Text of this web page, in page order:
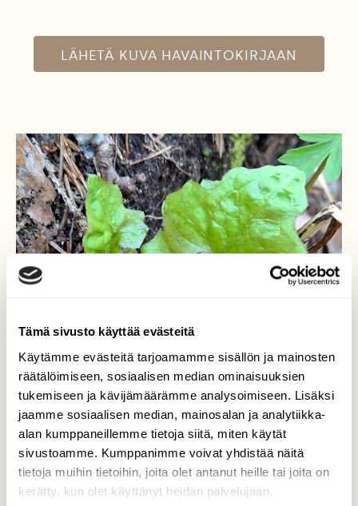
Tämä sivusto käyttää evästeitä
Käytämme evästeitä tarjoamamme sisällön ja mainosten
räätälöimiseen, sosiaalisen median ominaisuuksien
tukemiseen ja kävijämäärämme analysoimiseen. Lisäksi
jaamme sosiaalisen median, mainosalan ja analytiikka-
alan kumppaneillemme tietoja siitä, miten käytät
sivustoamme. Kumppanimme voivat yhdistää näitä
tietoja muihin tietoihin, joita olet antanut heille tai joita on
kerätty, kun olet käyttänyt heidän palvelujaan.
LÄHETÄ KUVA HAVAINTOKIRJAAN